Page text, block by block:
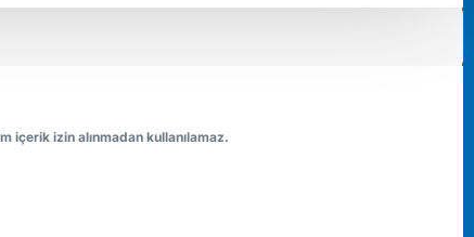
izin alınmadan kullanılamaz.